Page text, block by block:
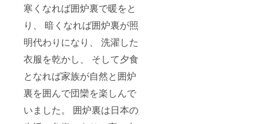
寒くなれば囲炉裏で暖をと
り、 暗くなれば囲炉裏が照
明代わりになり、 洗濯した
衣服を乾かし、 そして夕食
となれば家族が自然と囲炉
裏を囲んで団欒を楽しんで
いました。 囲炉裏は日本の